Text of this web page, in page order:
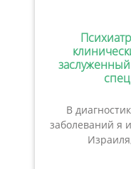
В
заболеваний я